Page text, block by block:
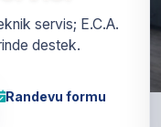
servis; E.C.A.
destek.
Randevu formu